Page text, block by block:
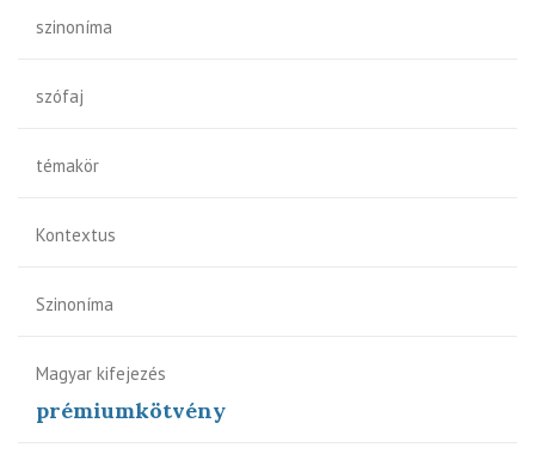
szinoníma
szófaj
témakör
Kontextus
Szinoníma
Magyar kifejezés
prémiumkötvény